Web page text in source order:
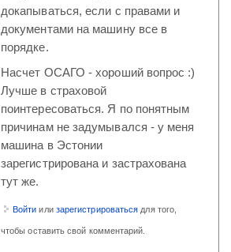
докапываться, если с правами и
документами на машину все в
порядке.
Насчет ОСАГО - хороший вопрос :)
Лучше в страховой
поинтересоваться. Я по понятным
причинам не задумывался - у меня
машина в Эстонии
зарегистрирована и застрахована
тут же.
Войти или зарегистрироваться для того,
чтобы оставить свой комментарий.